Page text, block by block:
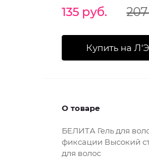
135 руб.
Купить на
О товаре
БЕЛИТА Гель для
фиксации Высокий
для волос